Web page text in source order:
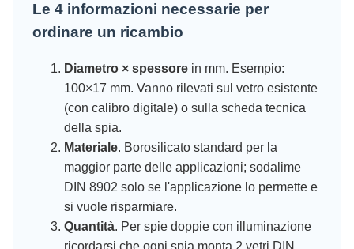
Le 4 informazioni necessarie per
ordinare un ricambio
Diametro × spessore in mm. Esempio:
100×17 mm. Vanno rilevati sul vetro esistente
(con calibro digitale) o sulla scheda tecnica
della spia.
Materiale. Borosilicato standard per la
maggior parte delle applicazioni; sodalime
DIN 8902 solo se l'applicazione lo permette e
si vuole risparmiare.
Quantità. Per spie doppie con illuminazione
ricordarsi che ogni spia monta 2 vetri DIN